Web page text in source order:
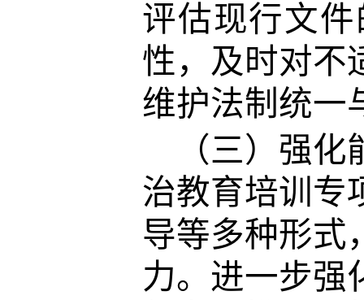
评估现行文
性，及时对不
维护法制统一
（三）强
治教育培训专
导等多种形式
力。进一步强